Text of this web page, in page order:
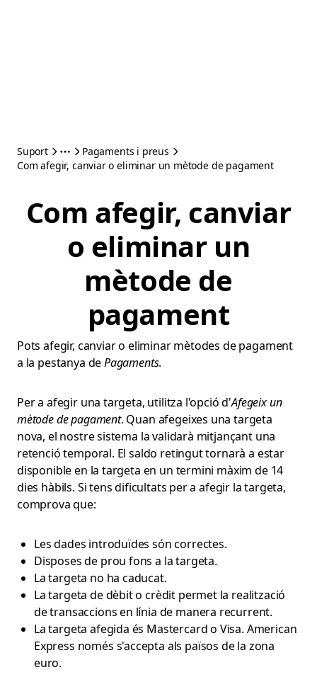
Suport
Pagaments i preus
Com afegir, canviar o eliminar un mètode de pagament
Com afegir, canviar
o eliminar un
mètode de
pagament
Pots afegir, canviar o eliminar mètodes de pagament
a la pestanya dePagaments.
Per a afegir una targeta, utilitza l'opció d'Afegeix un
mètode de pagament. Quan afegeixes una targeta
nova, el nostre sistema la validarà mitjançant una
retenció temporal. El saldo retingut tornarà a estar
disponible en la targeta en un termini màxim de 14
dies hàbils. Si tens dificultats per a afegir la targeta,
comprova que:
Les dades introduïdes són correctes.
Disposes de prou fons a la targeta.
La targeta no ha caducat.
La targeta de dèbit o crèdit permet la realització
de transaccions en línia de manera recurrent.
La targeta afegida és Mastercard o Visa. American
Express només s'accepta als països de la zona
euro.